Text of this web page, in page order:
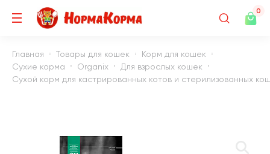
0
Главная Товары для кошек
Корм для кошек
Сухие корма
Organix
Для взрослых кошек
Сухой корм для кастрированных котов и стерилизованных